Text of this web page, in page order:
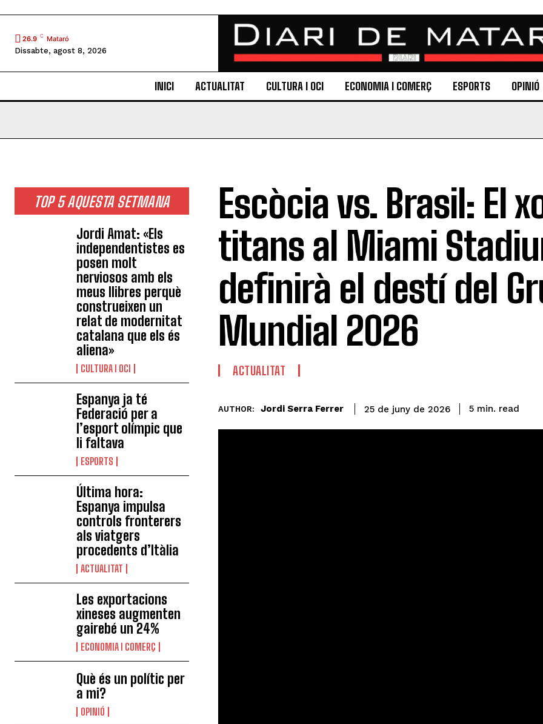
26.9 C Mataró
Dissabte, agost 8, 2026
INICI ACTUALITAT CULTURA I OCI ECONOMIA I COMERÇ ESPORTS OPINIÓ
TOP 5 AQUESTA SETMANA
Jordi Amat: «Els
independentistes es
posen molt
nerviosos amb els
meus llibres perquè
construeixen un
relat de modernitat
catalana que els és
aliena»
CULTURA I OCI
Espanya ja té
Federació per a
l’esport olímpic que
li faltava
ESPORTS
Última hora:
Espanya impulsa
controls fronterers
als viatgers
procedents d’Itàlia
ACTUALITAT
Les exportacions
xineses augmenten
gairebé un 24%
ECONOMIA I COMERÇ
Què és un polític per
a mi?
OPINIÓ
Escòcia vs. Brasil: El
titans al Miami
definirà el destí del
Mundial 2026
ACTUALITAT
AUTHOR: Jordi Serra Ferrer 25 de juny de 2026 5 min. read